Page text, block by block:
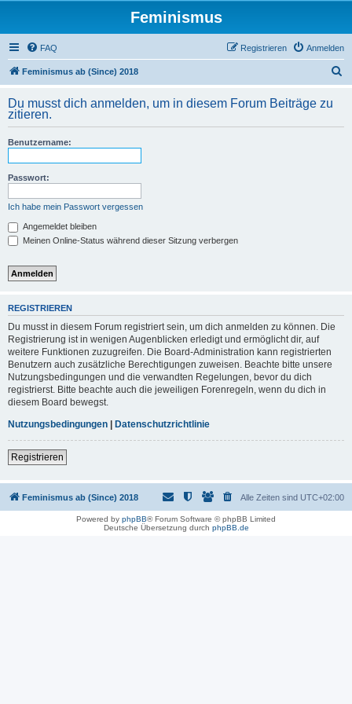
Feminismus
FAQ Anmelden
Registrieren
Feminismus ab (Since) 2018
h
Du musst dich anmelden, um in diesem Forum Beiträge zu
zitieren.
Benutzername:
Passwort:
Ich habe mein Passwort vergessen
Angemeldet bleiben
Meinen Online-Status während dieser Sitzung verbergen
REGISTRIEREN
Du musst in diesem Forum registriert sein, um dich anmelden zu können. Die
Registrierung ist in wenigen Augenblicken erledigt und ermöglicht dir, auf
weitere Funktionen zuzugreifen. Die Board-Administration kann registrierten
Benutzern auch zusätzliche Berechtigungen zuweisen. Beachte bitte unsere
Nutzungsbedingungen und die verwandten Regelungen, bevor du dich
registrierst. Bitte beachte auch die jeweiligen Forenregeln, wenn du dich in
diesem Board bewegst.
Nutzungsbedingungen | Datenschutzrichtlinie
Registrieren
Feminismus ab (Since) 2018 Alle Zeiten sind UTC+02:00
Powered by phpBB® Forum Software © phpBB Limited
Deutsche Übersetzung durch phpBB.de